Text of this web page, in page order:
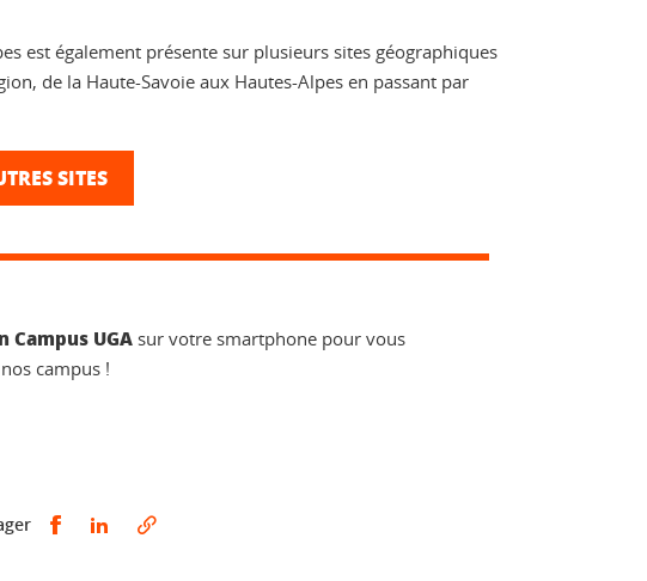
est également présente sur plusieurs sites géographiques
de la Haute-Savoie aux Hautes-Alpes en passant par
SITES
Campus UGA sur votre smartphone pour vous
campus !
Partager sur Facebook
Partager sur LinkedIn